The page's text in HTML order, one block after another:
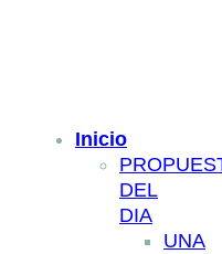
Inicio
DEL
DIA
UNA